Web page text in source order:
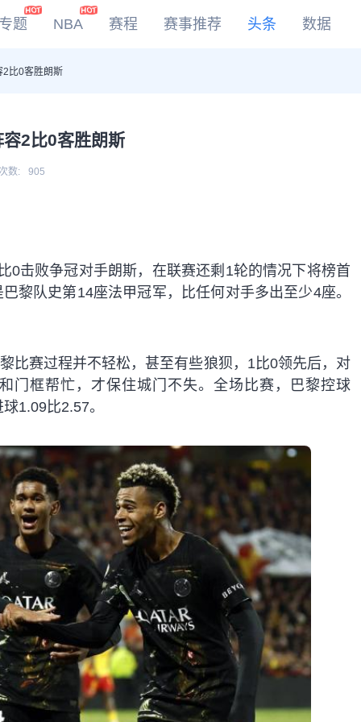
DOTA2
KOG
题 NBA 赛程 赛事推荐 头条 数据
2比0客胜朗斯
2比0客胜朗斯
数: 905
0击败争冠对手朗斯，在联赛还剩1轮的情况下将榜首
黎队史第14座法甲冠军，比任何对手多出至少4座。
比赛过程并不轻松，甚至有些狼狈，1比0领先后，对
门框帮忙，才保住城门不失。全场比赛，巴黎控球
1.09比2.57。